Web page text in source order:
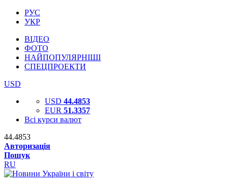
РУС
УКР
ВІДЕО
ФОТО
НАЙПОПУЛЯРНІШІ
СПЕЦПРОЕКТИ
USD
USD 44.4853
EUR 51.3357
Всі курси валют
44.4853
Авторизація
Пошук
RU